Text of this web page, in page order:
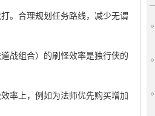
。合理规划任务路线，减少无谓
战组合）的刷怪效率是独行侠的
率上，例如为法师优先购买增加